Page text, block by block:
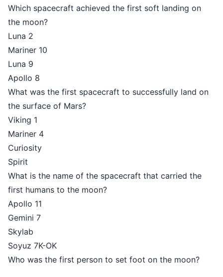
Which spacecraft achieved the first soft landing on
the moon?
Luna 2
Mariner 10
Luna 9
Apollo 8
What was the first spacecraft to successfully land on
the surface of Mars?
Viking 1
Mariner 4
Curiosity
Spirit
What is the name of the spacecraft that carried the
first humans to the moon?
Apollo 11
Gemini 7
Skylab
Soyuz 7K-OK
Who was the first person to set foot on the moon?